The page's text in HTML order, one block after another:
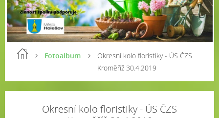
Fotoalbum
Okresní kolo floristiky - ÚS ČZS
Kroměříž 30.4.2019
Okresní kolo floristiky - ÚS ČZS